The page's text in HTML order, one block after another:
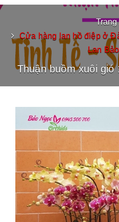
Cửa hàng lan hồ điệp ở
Lan
Thuận buồm xuôi gió